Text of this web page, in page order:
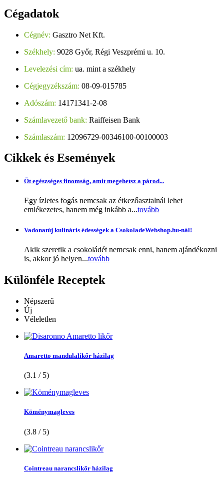
Cégadatok
Cégnév: Gasztro Net Kft.
Székhely: 9028 Győr, Régi Veszprémi u. 10.
Levelezési cím: ua. mint a székhely
Cégjegyzékszám: 08-09-015785
Adószám: 14171341-2-08
Számlavezető bank: Raiffeisen Bank
Számlaszám: 12096729-00346100-00100003
Cikkekés Események
Öt egészséges finomság, amit megehetsz a párod...
Egy ízletes fogás nemcsak az étkezőasztalnál lehet
emlékezetes, hanem még inkább a...tovább
Vadonatúj kulináris édességek a CsokoladeWebshop.hu-nál!
Akik szeretik a csokoládét nemcsak enni, hanem ajándékozni
is, akkor jó helyen...tovább
Különféle Receptek
Népszerű
Új
Véleletlen
Amaretto mandulalikőr házilag
(3.1 / 5)
Köménymagleves
(3.8 / 5)
Cointreau narancslikőr házilag